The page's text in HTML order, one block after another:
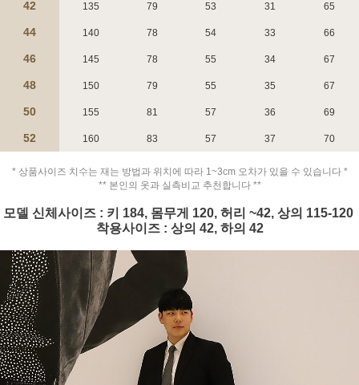
페이코 ID로 페
42 135 79 53 31 65
44 140 78 54 33 66
46 145 78 55 34 67
48 150 79 55 35 67
50 155 81 57 36 69
52 160 83 57 37 70
* 상품사이즈 치수는 재는 방법과 위치에 따라 1~3cm 오차가 있을 수 있습니다 *
** 본인의 옷과 실측비교 추천합니다 **
모델 신체사이즈 : 키 184, 몸무게 120, 허리 ~42, 상의 115-120
착용사이즈 : 상의 42, 하의 42